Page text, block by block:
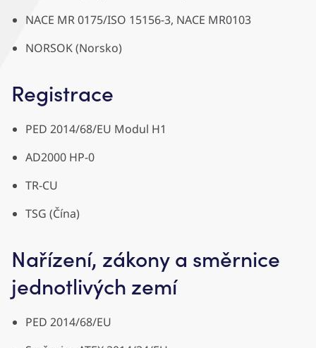
NACE MR 0175/ISO 15156-3, NACE MR0103
NORSOK (Norsko)
Registrace
PED 2014/68/EU Modul H1
AD2000 HP-0
TR-CU
TSG (Čína)
Nařízení, zákony a směrnice
jednotlivých zemí
PED 2014/68/EU